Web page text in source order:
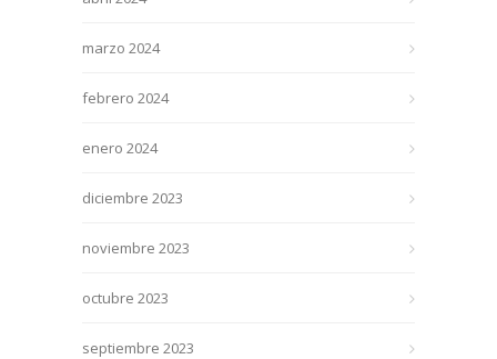
marzo 2024
febrero 2024
enero 2024
diciembre 2023
noviembre 2023
octubre 2023
septiembre 2023